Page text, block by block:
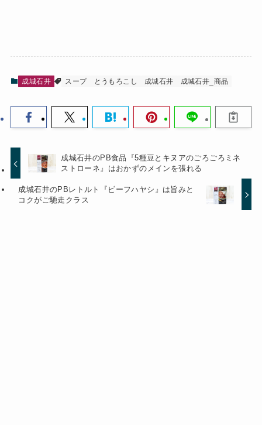
成城石井 スープ とうもろこし 成城石井 成城石井_商品
成城石井のPB食品『5種豆とキヌアのごろごろミネ
ストローネ』はおかずのメインを張れる
成城石井のPBレトルト『ビーフハヤシ』は旨みと
コクがご馳走クラス